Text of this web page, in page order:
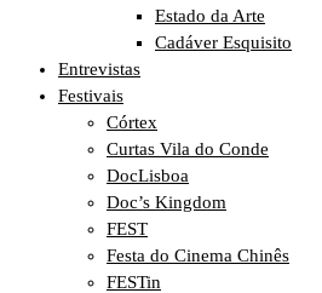
Estado da Arte
Cadáver Esquisito
Entrevistas
Festivais
Córtex
Curtas Vila do Conde
DocLisboa
Doc’s Kingdom
FEST
Festa do Cinema Chinês
FESTin